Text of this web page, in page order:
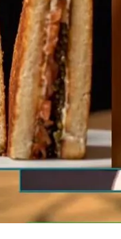
de patata más
kilos
de ‘Tiempo al
el sándwich
eljefe de cocina,
este delicioso